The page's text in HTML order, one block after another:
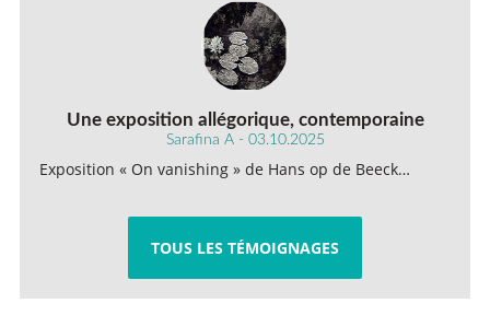
Une exposition allégorique, contemporaine
Sarafina A - 03.10.2025
Exposition « On vanishing » de Hans op de Beeck…
TOUS LES TÉMOIGNAGES